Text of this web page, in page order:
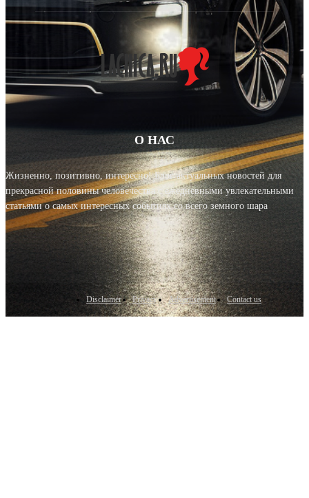
О НАС
Жизненно, позитивно, интересно! Блог актуальных новостей для
прекрасной половины человечества с ежедневными увлекательными
статьями о самых интересных событиях со всего земного шара
Disclaimer Privacy Advertisement Contact us